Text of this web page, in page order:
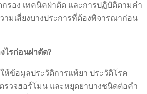
รอง เทคนิคผ่าตัด และการปฏิบัติตามคำ
มเสี่ยงบางประการที่ต้องพิจารณาก่อน
ไรก่อนผ่าตัด?
ให้ข้อมูลประวัติการแพ้ยา ประวัติโรค
รวจฮอร์โมน และหยุดยาบางชนิดต่อคำ